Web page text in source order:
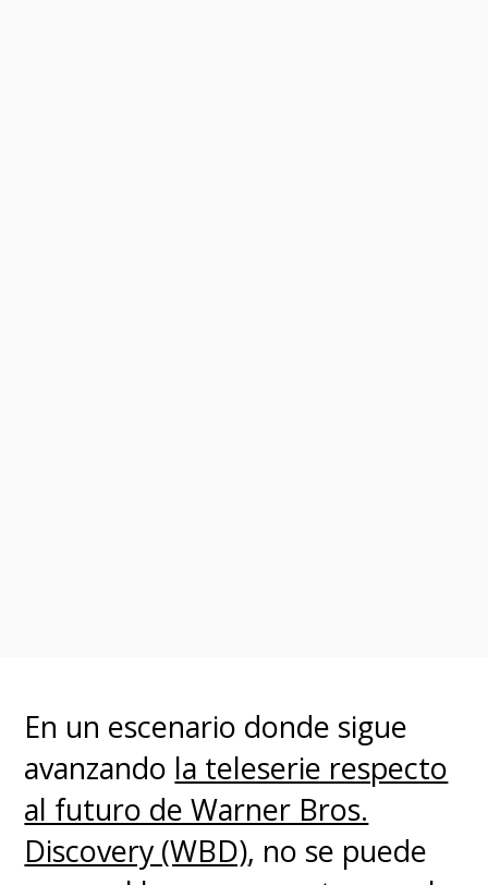
En un escenario donde sigue
avanzando la teleserie respecto
al futuro de Warner Bros.
Discovery (WBD), no se puede